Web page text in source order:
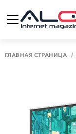
ГЛАВНАЯ СТРАНИЦА